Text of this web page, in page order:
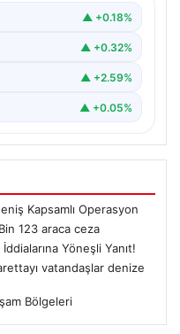
▲ +0.18%
▲ +0.32%
▲ +2.59%
▲ +0.05%
Kapsamlı Operasyon
123 araca ceza
Yöneşli Yanıt!
vatandaşlar denize
Bölgeleri